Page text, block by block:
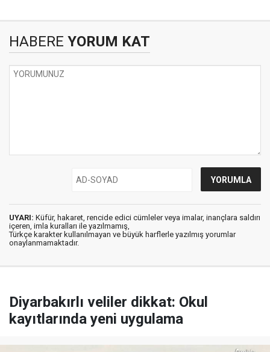
HABERE YORUM KAT
UYARI: Küfür, hakaret, rencide edici cümleler veya imalar, inançlara saldırı
içeren, imla kuralları ile yazılmamış,
Türkçe karakter kullanılmayan ve büyük harflerle yazılmış yorumlar
onaylanmamaktadır.
Diyarbakırlı veliler dikkat: Okul
kayıtlarında yeni uygulama